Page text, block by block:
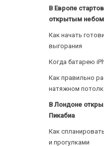
В Европе
открытым небом
Как начать
выгорания
Когда батарею
Как правильно
натяжном
В Лондоне
Пикабиа
Как
и прогулками